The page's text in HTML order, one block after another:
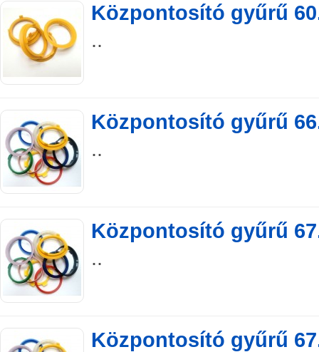
Központosító gyűrű
..
Központosító gyűrű
..
Központosító gyűrű
..
Központosító gyűrű